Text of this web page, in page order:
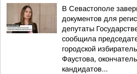
В Севастополе
документов для
депутаты
сообщила
городской
Фаустова,
кандидатов...